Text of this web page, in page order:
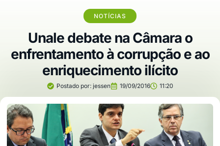
NOTÍCIAS
Unale debate na Câmara o
enfrentamento à corrupção e ao
enriquecimento ilícito
Postado por:jessen 19/09/2016 11:20